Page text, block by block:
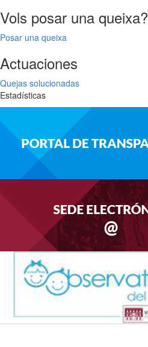
Vols posar una queixa?
Posar una queixa
Actuaciones
Quejas solucionadas
Estadísticas